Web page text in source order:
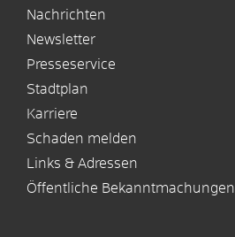
Nachrichten
Newsletter
Presseservice
Stadtplan
Karriere
Schaden melden
Links & Adressen
Öffentliche Bekanntmachungen